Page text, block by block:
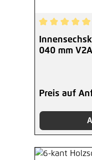
040 mm V2A
Preis auf